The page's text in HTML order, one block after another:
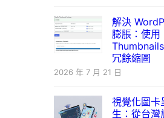
解決
膨脹：使
冗餘縮圖
2026 年 7 月 21 日
視覺化圖卡
生：從台灣